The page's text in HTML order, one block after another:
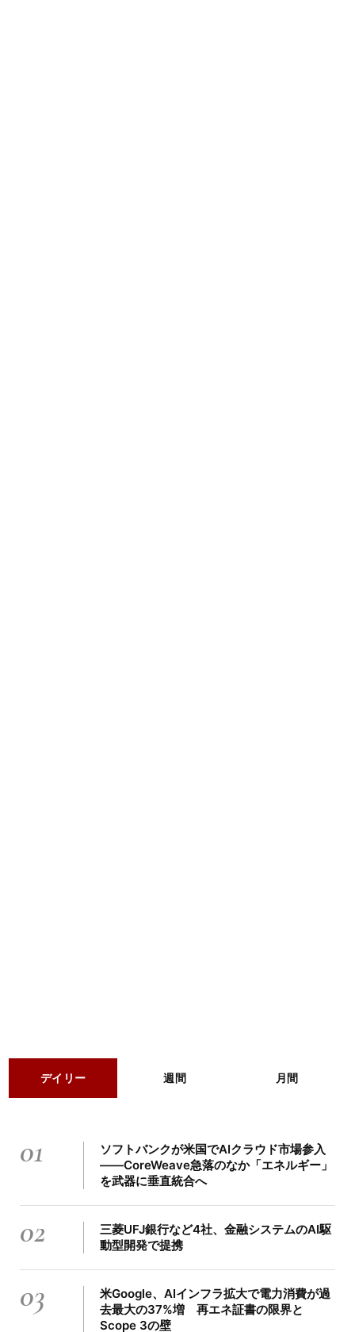
デイリー 週間 月間
01
ソフトバンクが米国でAIクラウド市場参入
――CoreWeave急落のなか「エネルギー」
を武器に垂直統合へ
02
三菱UFJ銀行など4社、金融システムのAI駆
動型開発で提携
03
米Google、AIインフラ拡大で電力消費が過
去最大の37%増 再エネ証書の限界と
Scope 3の壁